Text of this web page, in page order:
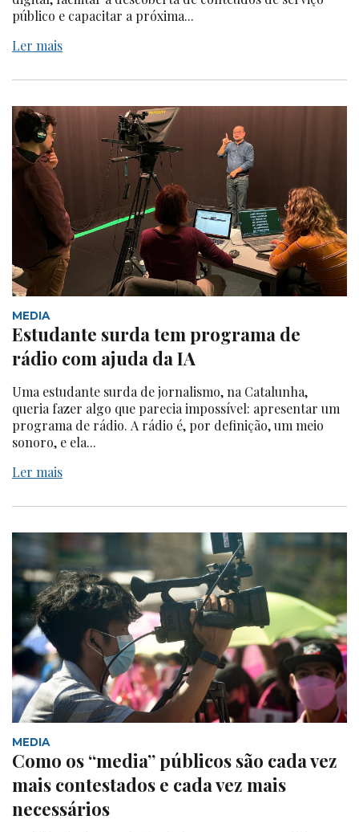
público e capacitar a próxima...
Ler mais
MEDIA
Estudante surda tem programa de
rádio com ajuda da IA
Uma estudante surda de jornalismo, na Catalunha,
queria fazer algo que parecia impossível: apresentar um
programa de rádio. A rádio é, por definição, um meio
sonoro, e ela...
Ler mais
MEDIA
Como os “media” públicos são cada vez
mais contestados e cada vez mais
necessários